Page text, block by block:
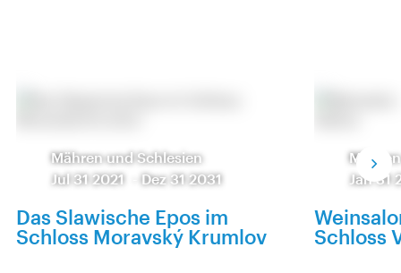
Mähren und Schlesien
Jul 31 2021
Dez 31 2031
Das Slawische Epos im
Schloss Moravský Krumlov
Jan 31
Schloss